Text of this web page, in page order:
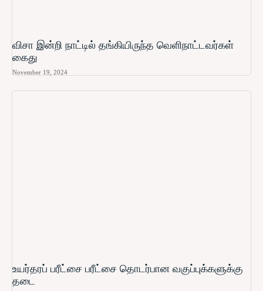
விசா இன்றி நாட்டில் தங்கியிருந்த வெளிநாட்டவர்கள்
கைது
November 19, 2024
உயர்தரப் பரீட்சை பரீட்சை தொடர்பான வகுப்புக்களுக்கு
தடை